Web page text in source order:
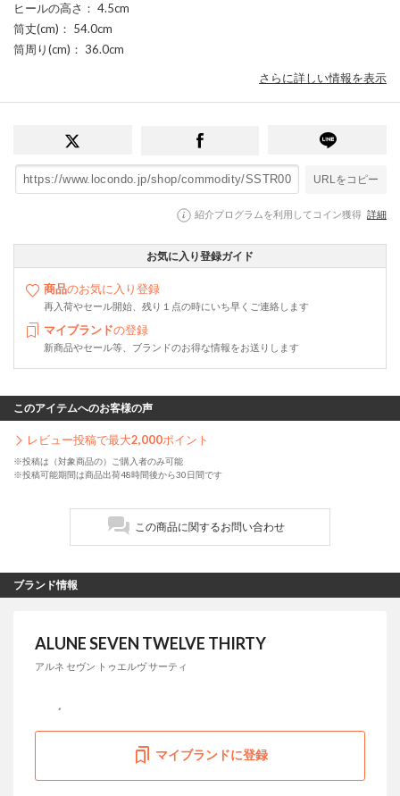
ヒールの高さ ： 4.5cm
筒丈(cm) ： 54.0cm
筒周り(cm) ： 36.0cm
さらに詳しい情報を表示
URLをコピー
紹介プログラムを利用してコイン獲得 詳細
お気に入り登録ガイド
商品のお気に入り登録
再入荷やセール開始、残り１点の時にいち早くご連絡します
マイブランドの登録
新商品やセール等、ブランドのお得な情報をお送りします
このアイテムへのお客様の声
レビュー投稿で最大2,000ポイント
※投稿は（対象商品の）ご購入者のみ可能
※投稿可能期間は商品出荷48時間後から30日間です
この商品に関するお問い合わせ
ブランド情報
ALUNE SEVEN TWELVE THIRTY
アルネ セヴン トゥエルヴ サーティ
マイブランドに登録